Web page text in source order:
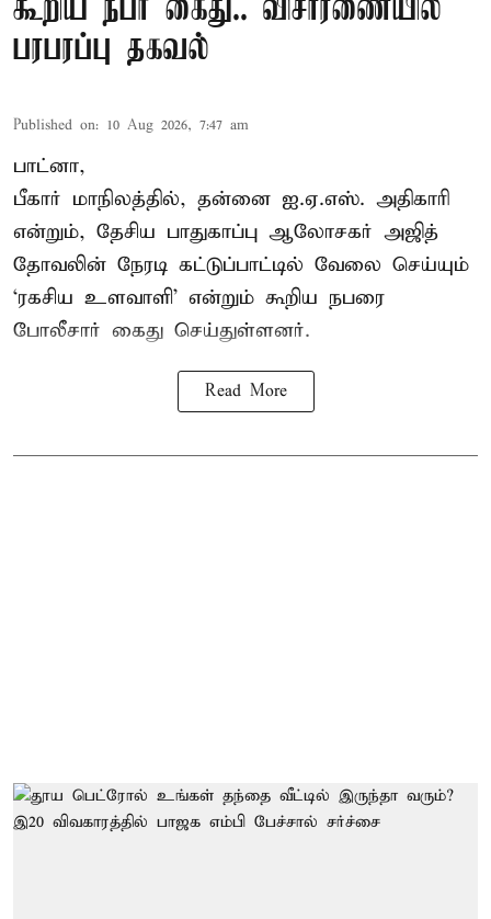
கூறிய நபர் கைது.. விசாரணையில்
பரபரப்பு தகவல்
Published on: 10 Aug 2026, 7:47 am
பாட்னா,
பீகார் மாநிலத்தில், தன்னை ஐ.ஏ.எஸ். அதிகாரி
என்றும், தேசிய பாதுகாப்பு ஆலோசகர் அஜித்
தோவலின் நேரடி கட்டுப்பாட்டில் வேலை செய்யும்
‘ரகசிய உளவாளி’ என்றும் கூறிய நபரை
போலீசார் கைது செய்துள்ளனர்.
Read More